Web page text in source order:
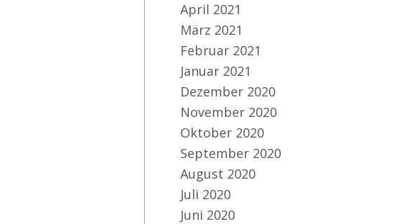
April 2021
März 2021
Februar 2021
Januar 2021
Dezember 2020
November 2020
Oktober 2020
September 2020
August 2020
Juli 2020
Juni 2020